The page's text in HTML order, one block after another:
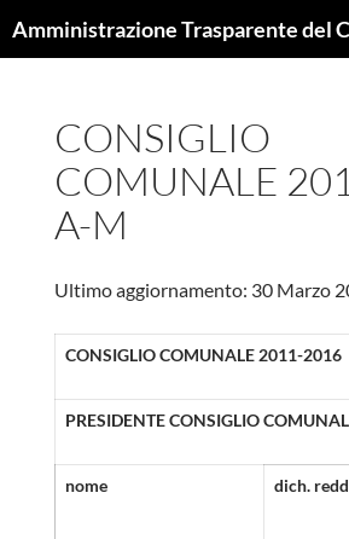
CONSIGLIO
COMUNALE
A-M
Ultimo aggiornamento: 30 Marzo
CONSIGLIO COMUNALE 2011-2016
PRESIDENTE CONSIGLIO
nome dich.